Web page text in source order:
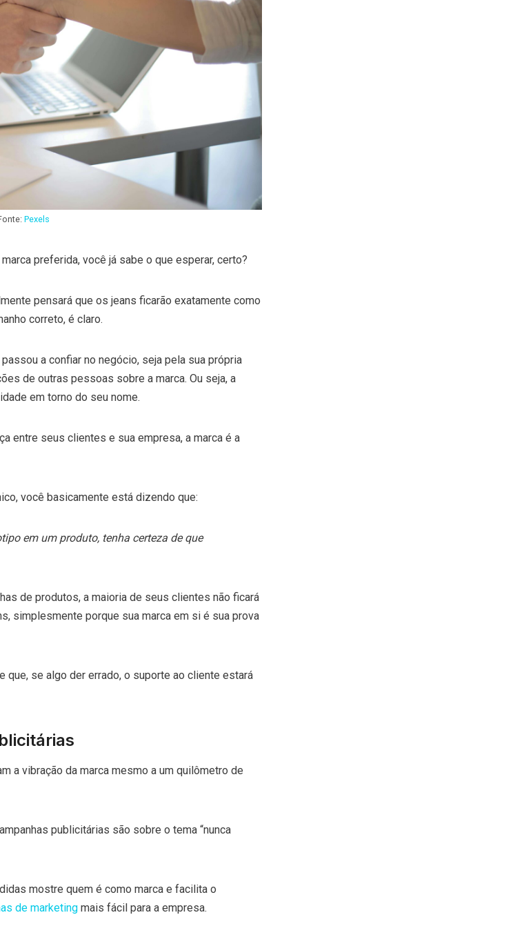
Pexels
preferida, você já sabe o que esperar, certo?
pensará que os jeans ficarão exatamente como
correto, é claro.
a confiar no negócio, seja pela sua própria
de outras pessoas sobre a marca. Ou seja, a
em torno do seu nome.
entre seus clientes e sua empresa, a marca é a
você basicamente está dizendo que:
em um produto, tenha certeza de que
de produtos, a maioria de seus clientes não ficará
simplesmente porque sua marca em si é sua prova
se algo der errado, o suporte ao cliente estará
a vibração da marca mesmo a um quilômetro de
publicitárias são sobre o tema “nunca
mostre quem é como marca e facilita o
de marketingmais fácil para a empresa.